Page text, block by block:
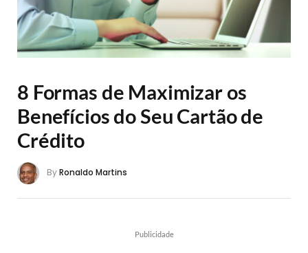
8 Formas de Maximizar os
Benefícios do Seu Cartão de
Crédito
ByRonaldo Martins
Publicidade